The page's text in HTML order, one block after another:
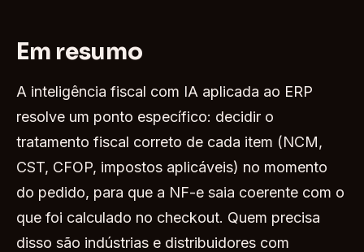
Em resumo
A inteligência fiscal com IA aplicada ao ERP
resolve um ponto específico: decidir o
tratamento fiscal correto de cada item (NCM,
CST, CFOP, impostos aplicáveis) no momento
do pedido, para que a NF-e saia coerente com o
que foi calculado no checkout. Quem precisa
disso são indústrias e distribuidores com